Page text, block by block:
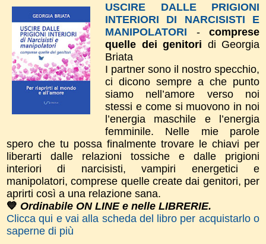
USCIRE DALLE PRIGIONI
INTERIORI DI NARCISISTI E
MANIPOLATORI
- comprese
quelle dei genitori di Georgia
Briata
I partner sono il nostro specchio,
ci dicono sempre a che punto
siamo nell’amore verso noi
stessi e come si muovono in noi
l’energia maschile e l’energia
femminile. Nelle mie parole
spero che tu possa finalmente trovare le chiavi per
liberarti dalle relazioni tossiche e dalle prigioni
interiori di narcisisti, vampiri energetici e
manipolatori, comprese quelle create dai genitori, per
aprirti così a una relazione sana.
💙 Ordinabile ON LINE e nelle LIBRERIE.
Clicca qui e vai alla scheda del libro per acquistarlo o
saperne di più